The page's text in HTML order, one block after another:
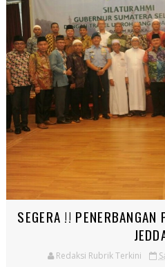
SEGERA !! PENERBANGAN
Redaksi Rubrik Terkini